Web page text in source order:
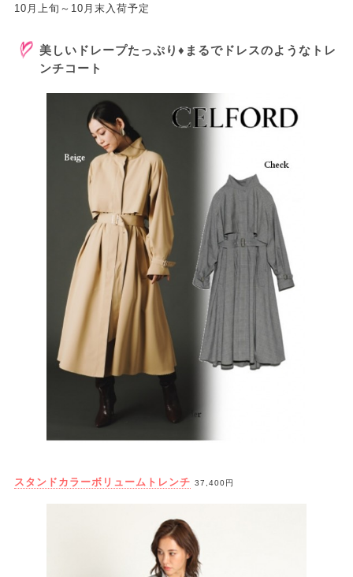
10月上旬～10月末入荷予定
美しいドレープたっぷり♦まるでドレスのようなトレ
ンチコート
スタンドカラーボリュームトレンチ 37,400円